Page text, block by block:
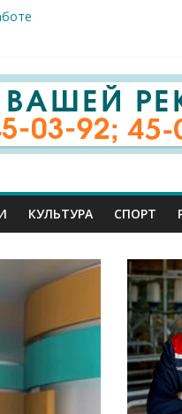
вузов страны
в результате ударов ВСУ
от немецко-фашистских
КУЛЬТУРА СПОРТ